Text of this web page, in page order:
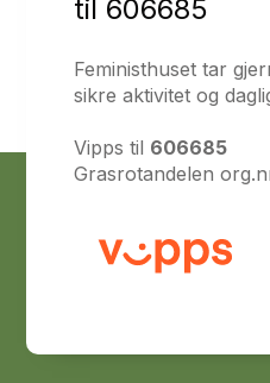
til 606685
Feministhuset tar
sikre aktivitet og
Vipps til 606685
Grasrotandelen